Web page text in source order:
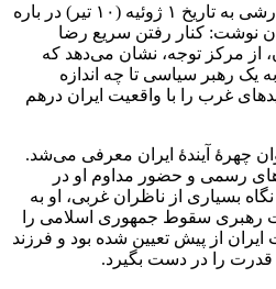
نشریه ایتالیایی پانوراما در گزارشی به تاریخ ۱ ژوئیه (۱۰ تیر) در باره
نوشت: کنار رفتن سریع رضا
از مرکز توجه‌، نشان می‌دهد که
یک رهبر سیاسی تا چه اندازه
غرب را با واقعیت ایران درهم
چهرهٔ آیندهٔ ایران معرفی می‌شد.
رسمی و حضور مداوم او در
بسیاری از ناظران غربی، او به
رهبری سقوط جمهوری اسلامی را
از پیش تعیین شده بود و فرزند
قدرت را در دست بگیرد.